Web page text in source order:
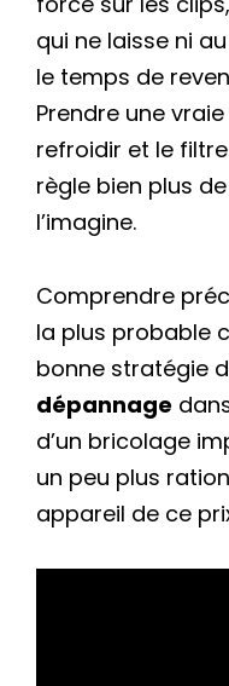
qui ne laisse ni
le temps de
Prendre une
refroidir et le
règle bien plus
l’imagine.
Comprendre
la plus probable
bonne stratégie
dépannage
d’un bricolage
un peu plus
appareil de ce